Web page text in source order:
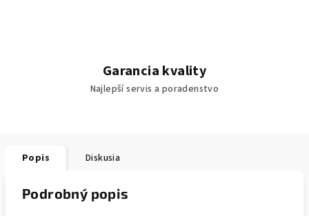
Garancia kvality
Najlepší servis a poradenstvo
Popis Diskusia
Podrobný popis